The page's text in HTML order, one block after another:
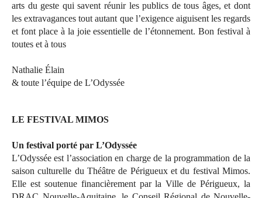
arts du geste qui savent réunir les publics de tous âges, et dont
les extravagances tout autant que l’exigence aiguisent les regards
et font place à la joie essentielle de l’étonnement. Bon festival à
toutes et à tous
Nathalie Élain
& toute l’équipe de L’Odyssée
LE FESTIVAL MIMOS
Un festival porté par L’Odyssée
L’Odyssée est l’association en charge de la programmation de la
saison culturelle du Théâtre de Périgueux et du festival Mimos.
Elle est soutenue financièrement par la Ville de Périgueux, la